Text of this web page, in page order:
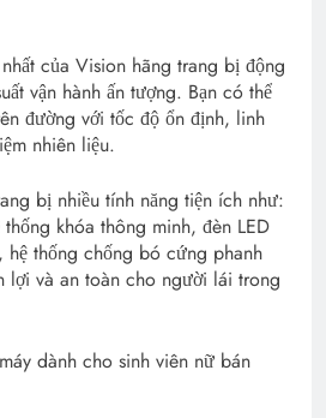
của Vision hãng trang bị động
vận hành ấn tượng. Bạn có thể
đường với tốc độ ổn định, linh
nhiên liệu.
bị nhiều tính năng tiện ích như:
khóa thông minh, đèn LED
hệ thống chống bó cứng phanh
và an toàn cho người lái trong